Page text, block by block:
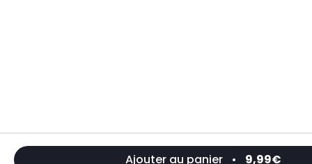
Ajouter au panier • 9,99€